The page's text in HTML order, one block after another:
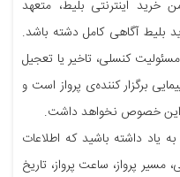
خرید اینترنتی بلیط، متعهد
بلیط آگاهی کامل دشته باشد.
کنسلی، تاخیر یا تعجیل
برگزار کننده‌ی پرواز است و
این خصوص نخواهد داشت.
یاد داشته باشید که اطلاعات
پرواز، ساعت پرواز، تاریخ